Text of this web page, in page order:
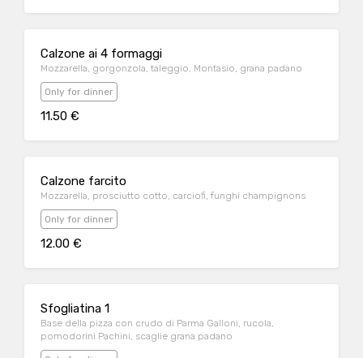
Calzone ai 4 formaggi
Mozzarella, gorgonzola, taleggio, Montasio, grana padano
Only for dinner
11.50 €
Calzone farcito
Mozzarella, prosciutto cotto, carciofi, funghi champignons
Only for dinner
12.00 €
Sfogliatina 1
Base della pizza con crudo di Parma Galloni, rucola,
pomodorini Pachini, scaglie grana padano